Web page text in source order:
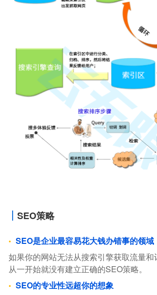
SEO策略
SEO是企业最容易花大钱办错事的领域
如果你的网站无法从搜索引擎获取流量和
从一开始就没有建立正确的SEO策略。
SEO的专业性远超你的想象